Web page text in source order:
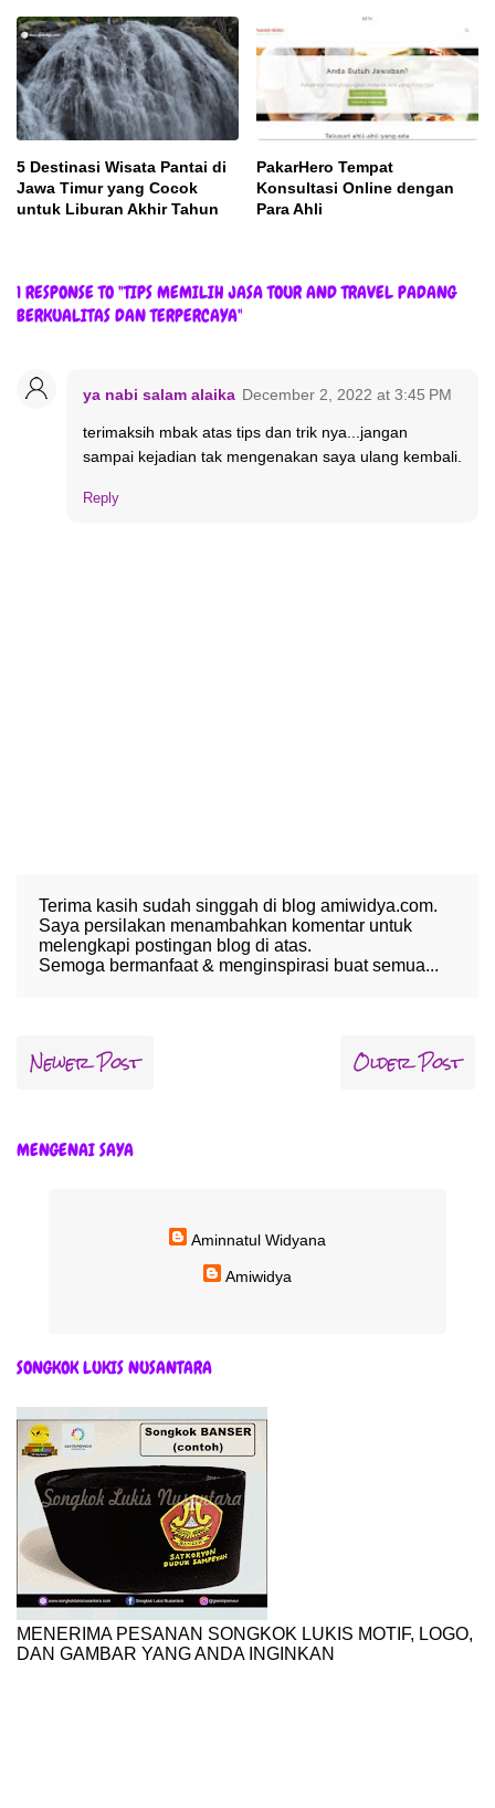
5 Destinasi Wisata Pantai di
Jawa Timur yang Cocok
untuk Liburan Akhir Tahun
PakarHero Tempat
Konsultasi Online dengan
Para Ahli
1 RESPONSE TO "TIPS MEMILIH JASA TOUR AND TRAVEL PADANG
BERKUALITAS DAN TERPERCAYA"
ya nabi salam alaika December 2, 2022 at 3:45 PM
terimaksih mbak atas tips dan trik nya...jangan
sampai kejadian tak mengenakan saya ulang kembali.
Reply
Terima kasih sudah singgah di blog amiwidya.com.
Saya persilakan menambahkan komentar untuk
melengkapi postingan blog di atas.
Semoga bermanfaat & menginspirasi buat semua...
Newer Post Older Post
MENGENAI SAYA
Aminnatul Widyana
Amiwidya
SONGKOK LUKIS NUSANTARA
MENERIMA PESANAN SONGKOK LUKIS MOTIF, LOGO,
DAN GAMBAR YANG ANDA INGINKAN